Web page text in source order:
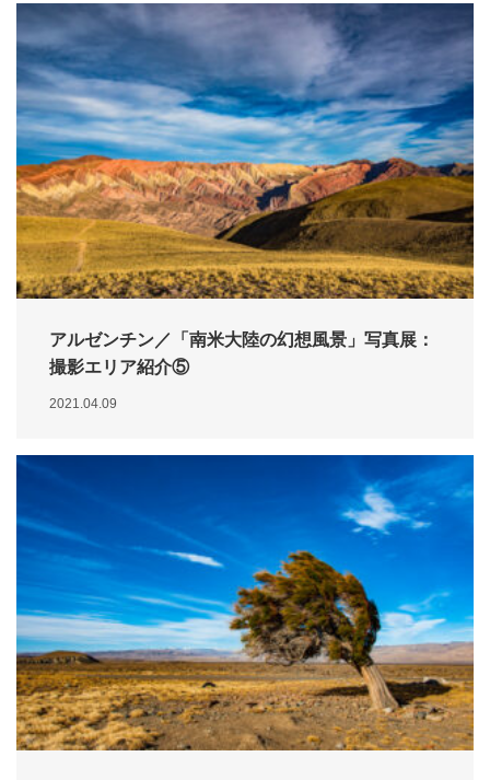
アルゼンチン／「南米大陸の幻想風景」写真展：
撮影エリア紹介⑤
2021.04.09